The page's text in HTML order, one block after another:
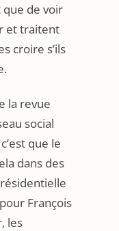
que de voir
et traitent
croire s’ils
la revue
social
que le
dans des
François
les